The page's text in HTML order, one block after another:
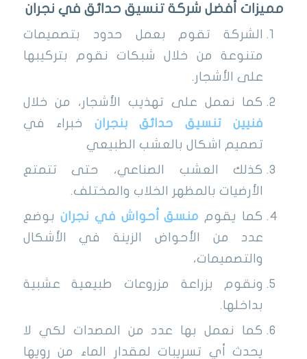
مميزات أفضل شركة تنسيق حدائق في نجران
الشركة تقوم بعمل حدود بتصميمات
متنوعة من خلال شبكات نقوم بتركيبها
على الأشجار.
كما نعمل على تهذيب الأشجار، من خلال
فنيين تنسيق حدائق بنجران خبراء في
تصميم اشكال بالعشب الطبيعي
كذلك العشب الصناعي، حتى تتمتع
الأرضيات بالمظهر الخلاب والمختلف.
كما يقوم منسق أحواش في نجران بوضع
عدد من الأحواض الزينة في الأشكال
والتصميمات،
ونقوم بزراعة مزروعات طبيعية عشبية
بداخلها.
كما نعمل بها عدد من المصدات لكي لا
يحدث أي تسريبات لمقدار الماء من رويها